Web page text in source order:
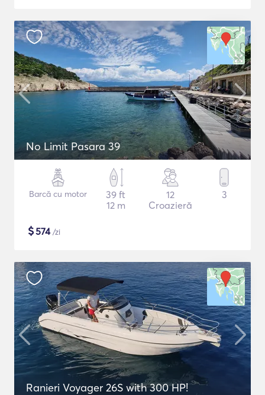
No Limit Pasara 39
Barcă cu motor
39 ft
12 m
12
Croazieră
3
$574/zi
Ranieri Voyager 26S with 300 HP!